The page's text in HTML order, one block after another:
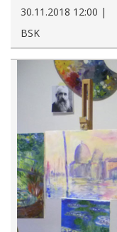
30.11.2018 12:00 |
BSK